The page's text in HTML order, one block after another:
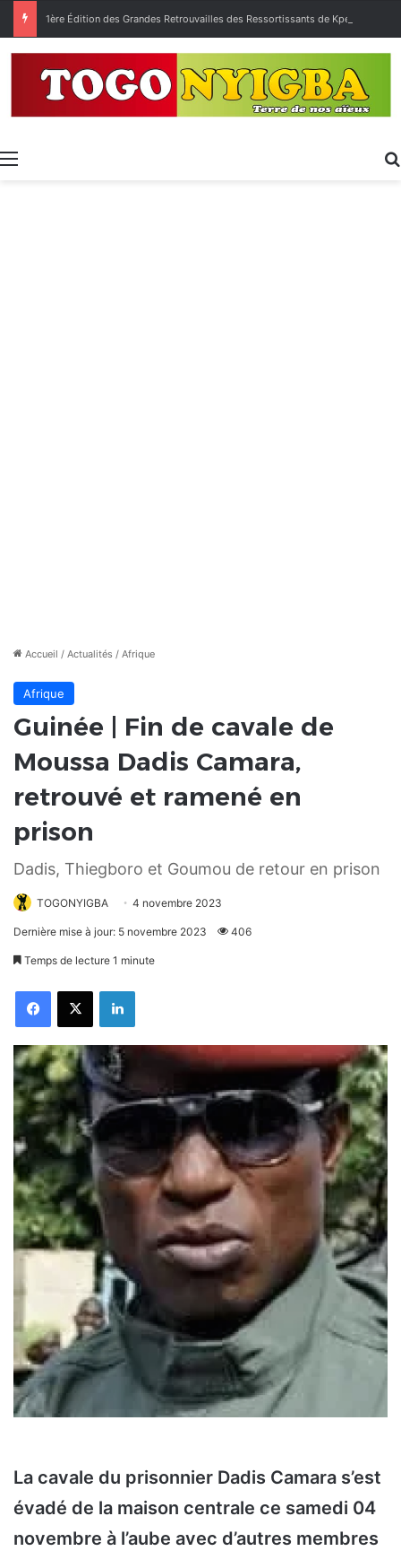
Menu
Accueil / Actualités / Afrique
Afrique
Guinée | Fin de cavale de
Moussa Dadis Camara,
retrouvé et ramené en
prison
Dadis, Thiegboro et Goumou de retour en prison
TOGONYIGBA 4 novembre 2023
Dernière mise à jour: 5 novembre 2023 406
Temps de lecture 1 minute
FacebookX Linkedin
La cavale du prisonnier Dadis Camara s’est
évadé de la maison centrale ce samedi 04
novembre à l’aube avec d’autres membres